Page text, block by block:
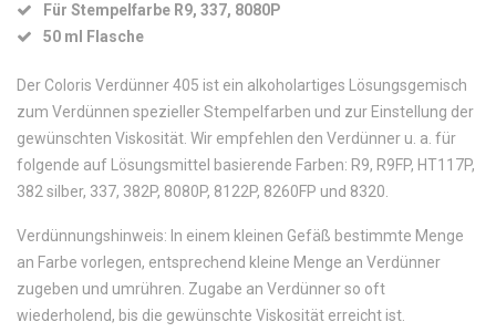
Für Stempelfarbe R9, 337, 8080P
50 ml Flasche
Der Coloris Verdünner 405 ist ein alkoholartiges Lösungsgemisch
zum Verdünnen spezieller Stempelfarben und zur Einstellung der
gewünschten Viskosität. Wir empfehlen den Verdünner u. a. für
folgende auf Lösungsmittel basierende Farben: R9, R9FP, HT117P,
382 silber, 337, 382P, 8080P, 8122P, 8260FP und 8320.
Verdünnungshinweis: In einem kleinen Gefäß bestimmte Menge
an Farbe vorlegen, entsprechend kleine Menge an Verdünner
zugeben und umrühren. Zugabe an Verdünner so oft
wiederholend, bis die gewünschte Viskosität erreicht ist.